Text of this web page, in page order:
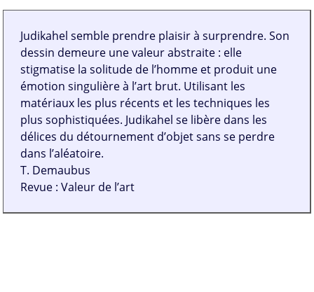
Judikahel semble prendre plaisir à surprendre. Son
dessin demeure une valeur abstraite : elle
stigmatise la solitude de l’homme et produit une
émotion singulière à l’art brut. Utilisant les
matériaux les plus récents et les techniques les
plus sophistiquées. Judikahel se libère dans les
délices du détournement d’objet sans se perdre
dans l’aléatoire.
T. Demaubus
Revue : Valeur de l’art